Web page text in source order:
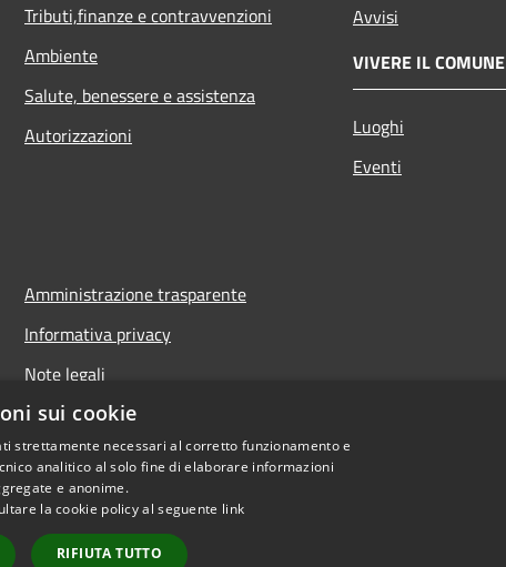
Tributi,finanze e contravvenzioni
Ambiente
Salute, benessere e assistenza
Autorizzazioni
Avvisi
VIVERE IL COMUNE
Luoghi
Eventi
Amministrazione trasparente
Informativa privacy
Note legali
Dichiarazione di accessibilità
sui cookie
strettamente necessari al corretto funzionamento e
analitico al solo fine di elaborare informazioni
e anonime.
la cookie policy al seguente link
RIFIUTA TUTTO